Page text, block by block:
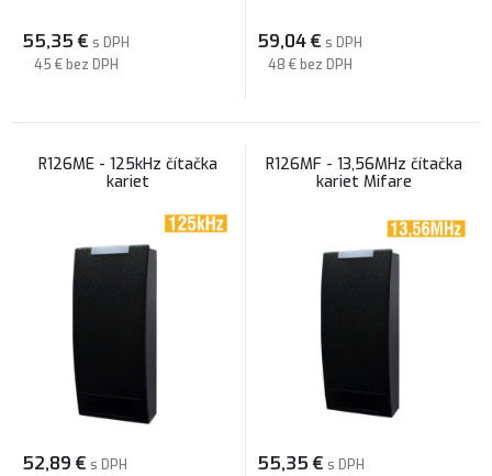
55,35 € s DPH
45 € bez DPH
59,04€ s DPH
48 € bez DPH
R126ME - 125kHz čítačka
kariet
52,89 € s DPH
R126MF - 13,56MHz čítačka
kariet Mifare
55,35 € s DPH